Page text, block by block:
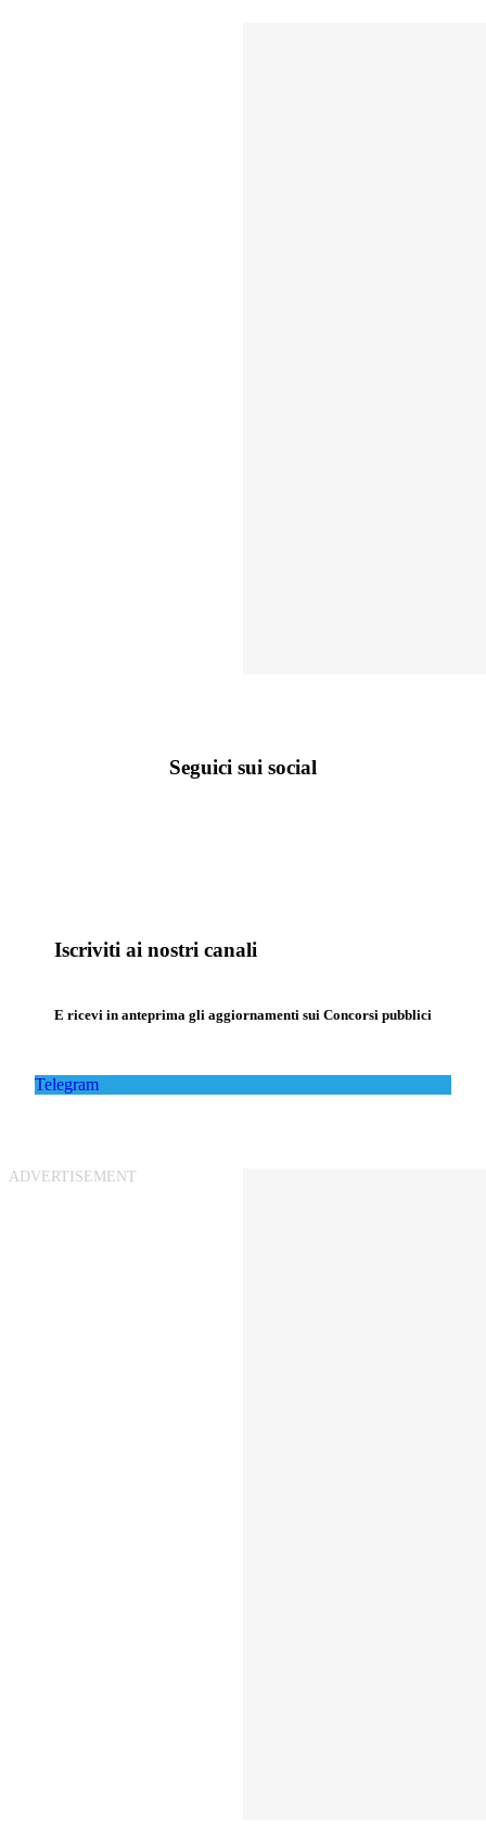
Seguici sui social
Iscriviti ai nostri canali
E ricevi in anteprima gli aggiornamenti sui Concorsi pubblici
Telegram